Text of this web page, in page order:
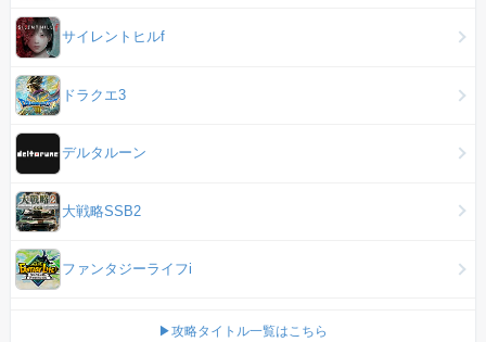
サイレントヒルf
ドラクエ3
デルタルーン
大戦略SSB2
ファンタジーライフi
▶攻略タイトル一覧はこちら